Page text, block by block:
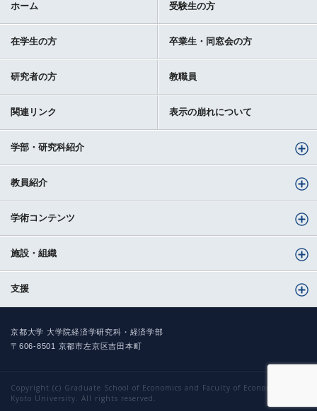
ホーム 受験生の方
在学生の方 卒業生・同窓会の方
研究者の方 教職員
関連リンク 表示の崩れについて
学部・研究科紹介
教員紹介
学術コンテンツ
施設・組織
支援
京都大学 大学院経済学研究科・経済学部
〒606-8501 京都市左京区吉田本町
Copyright (c) Graduate School of Economics and Faculty of Economics,
Kyoto University. All rights reserved.